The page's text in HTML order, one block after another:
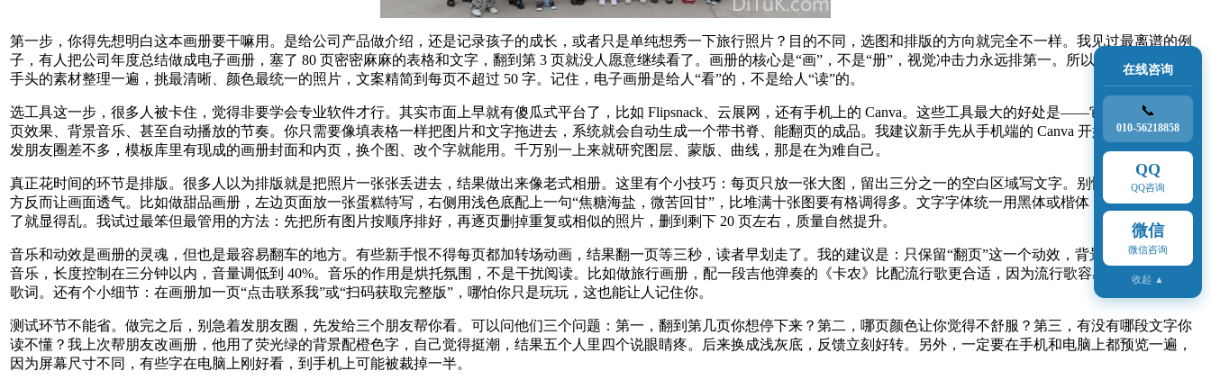
第一步，你得先想明白这本画册要干嘛用。是给公司产品做介绍，还是记录孩子的成长，或者只是单纯想秀一下旅行照片？目的不同，选图和排版的方向就完全不一样。我见过最离谱的例
子，有人把公司年度总结做成电子画册，塞了 80 页密密麻麻的表格和文字，翻到第 3 页就没人愿意继续看了。画册的核心是“画”，不是“册”，视觉冲击力永远排第一。所以开始之前，先把
手头的素材整理一遍，挑最清晰、颜色最统一的照片，文案精简到每页不超过 50 字。记住，电子画册是给人“看”的，不是给人“读”的。
选工具这一步，很多人被卡住，觉得非要学会专业软件才行。其实市面上早就有傻瓜式平台了，比如 Flipsnack、云展网，还有手机上的 Canva。这些工具最大的好处是——它们帮你预设翻
页效果、背景音乐、甚至自动播放的节奏。你只需要像填表格一样把图片和文字拖进去，系统就会自动生成一个带书脊、能翻页的成品。我建议新手先从手机端的 Canva 开始，操作界面跟
发朋友圈差不多，模板库里有现成的画册封面和内页，换个图、改个字就能用。千万别一上来就研究图层、蒙版、曲线，那是在为难自己。
真正花时间的环节是排版。很多人以为排版就是把照片一张张丢进去，结果做出来像老式相册。这里有个小技巧：每页只放一张大图，留出三分之一的空白区域写文字。别怕留白，空的地
方反而让画面透气。比如做甜品画册，左边页面放一张蛋糕特写，右侧用浅色底配上一句“焦糖海盐，微苦回甘”，比堆满十张图要有格调得多。文字字体统一用黑体或楷体，最多两种，多
了就显得乱。我试过最笨但最管用的方法：先把所有图片按顺序排好，再逐页删掉重复或相似的照片，删到剩下 20 页左右，质量自然提升。
音乐和动效是画册的灵魂，但也是最容易翻车的地方。有些新手恨不得每页都加转场动画，结果翻一页等三秒，读者早划走了。我的建议是：只保留“翻页”这一个动效，背景音乐选一首纯
音乐，长度控制在三分钟以内，音量调低到 40%。音乐的作用是烘托氛围，不是干扰阅读。比如做旅行画册，配一段吉他弹奏的《卡农》比配流行歌更合适，因为流行歌容易让人分心去听
歌词。还有个小细节：在画册加一页“点击联系我”或“扫码获取完整版”，哪怕你只是玩玩，这也能让人记住你。
测试环节不能省。做完之后，别急着发朋友圈，先发给三个朋友帮你看。可以问他们三个问题：第一，翻到第几页你想停下来？第二，哪页颜色让你觉得不舒服？第三，有没有哪段文字你
读不懂？我上次帮朋友改画册，他用了荧光绿的背景配橙色字，自己觉得挺潮，结果五个人里四个说眼睛疼。后来换成浅灰底，反馈立刻好转。另外，一定要在手机和电脑上都预览一遍，
因为屏幕尺寸不同，有些字在电脑上刚好看，到手机上可能被裁掉一半。
在线咨询
📞
010-56218858
QQ
QQ咨询
微信
微信咨询
收起 ▲